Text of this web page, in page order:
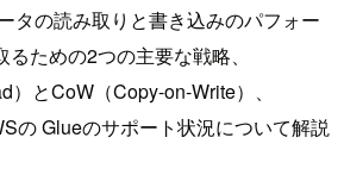
タの読み取りと書き込みのパフォー
ための2つの主要な戦略、
とCoW（Copy-on-Write）、
の Glueのサポート状況について解説